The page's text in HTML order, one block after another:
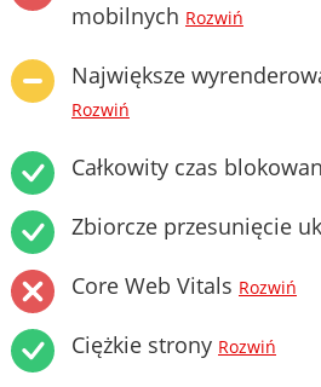
mobilnych Rozwiń
Największe
Rozwiń
Całkowity czas
Zbiorcze przesunięcie
Core Web Vitals Rozwiń
Ciężkie strony Rozwiń